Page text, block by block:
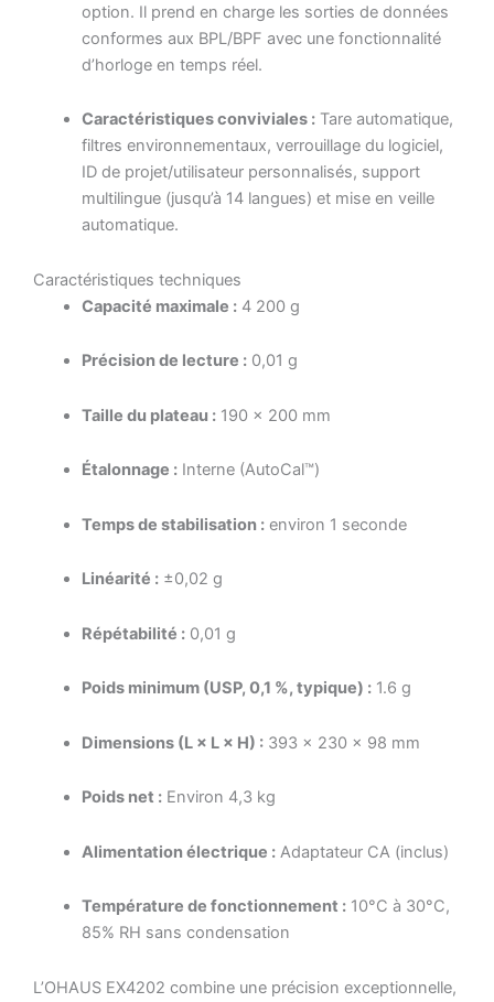
option. Il prend en charge les sorties de données
conformes aux BPL/BPF avec une fonctionnalité
d’horloge en temps réel.
Caractéristiques conviviales : Tare automatique,
filtres environnementaux, verrouillage du logiciel,
ID de projet/utilisateur personnalisés, support
multilingue (jusqu’à 14 langues) et mise en veille
automatique.
Caractéristiques techniques
Capacité maximale :4200 g
Précision de lecture : 0,01 g
Taille du plateau : 190 × 200 mm
Étalonnage : Interne (AutoCal™)
Temps de stabilisation : environ 1 seconde
Linéarité : ±0,02 g
Répétabilité : 0,01 g
Poids minimum (USP, 0,1 %, typique) : 1.6 g
Dimensions (L × L × H) : 393 × 230 × 98 mm
Poids net : Environ 4,3 kg
Alimentation électrique : Adaptateur CA (inclus)
Température de fonctionnement : 10°C à 30°C,
85% RH sans condensation
L’OHAUS EX4202 combine une précision exceptionnelle,